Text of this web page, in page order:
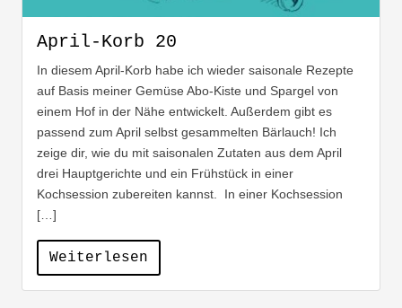
April-Korb 20
In diesem April-Korb habe ich wieder saisonale Rezepte
auf Basis meiner Gemüse Abo-Kiste und Spargel von
einem Hof in der Nähe entwickelt. Außerdem gibt es
passend zum April selbst gesammelten Bärlauch! Ich
zeige dir, wie du mit saisonalen Zutaten aus dem April
drei Hauptgerichte und ein Frühstück in einer
Kochsession zubereiten kannst. In einer Kochsession
[…]
Weiterlesen